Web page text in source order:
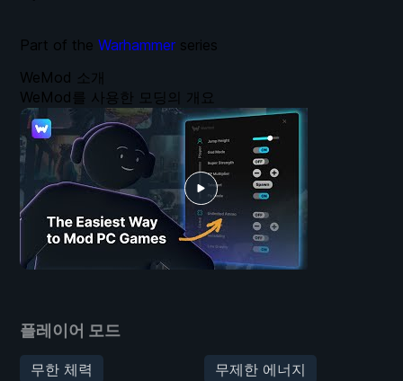
플레이어 모드
무한 체력
무제한 에너지
WeMod 소개
WeMod를 사용한 모딩의 개요
Part of the Warhammer series